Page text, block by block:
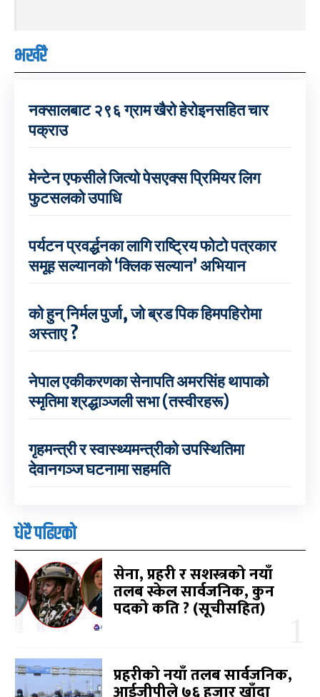
भर्खरै
नक्सालबाट २९६ ग्राम खैरो हेरोइनसहित चार
पक्राउ
मेन्टेन एफसीले जित्यो पेसएक्स प्रिमियर लिग
फुटसलको उपाधि
पर्यटन प्रवर्द्धनका लागि राष्ट्रिय फोटो पत्रकार
समूह सल्यानको ‘क्लिक सल्यान’ अभियान
को हुन् निर्मल पुर्जा, जो ब्रड पिक हिमपहिरोमा
अस्ताए ?
नेपाल एकीकरणका सेनापति अमरसिंह थापाको
स्मृतिमा श्रद्धाञ्जली सभा (तस्वीरहरू)
गृहमन्त्री र स्वास्थ्यमन्त्रीको उपस्थितिमा
देवानगञ्ज घटनामा सहमति
धेरै पढिएको
सेना, प्रहरी र सशस्त्रको नयाँ
तलब स्केल सार्वजनिक, कुन
पदको कति ? (सूचीसहित)
प्रहरीको नयाँ तलब सार्वजनिक,